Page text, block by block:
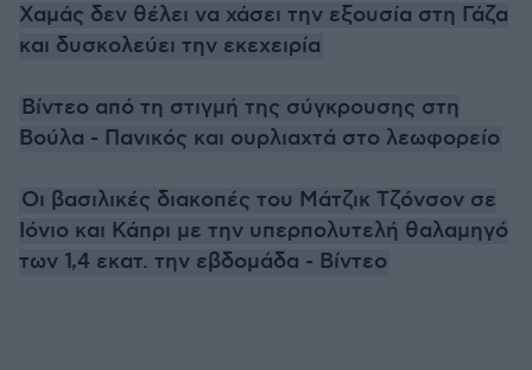
Χαμάς δεν θέλει να χάσει την εξουσία στη Γάζα
και δυσκολεύει την εκεχειρία
Βίντεο από τη στιγμή της σύγκρουσης στη
Βούλα - Πανικός και ουρλιαχτά στο λεωφορείο
Οι βασιλικές διακοπές του Μάτζικ Τζόνσον σε
Ιόνιο και Κάπρι με την υπερπολυτελή θαλαμηγό
των 1,4 εκατ. την εβδομάδα - Βίντεο